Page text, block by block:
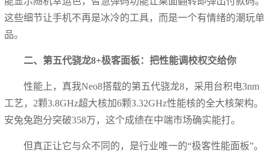
这些细节让手机不再是冰冷的工具，而是一个有情绪的潮玩单
品。
二、第五代骁龙8+极客面板：把性能调校权交给你
性能上，真我Neo8搭载的第五代骁龙8，采用台积电3nm
工艺，2颗3.8GHz超大核加6颗3.32GHz性能核的全大核架构。
安兔兔跑分突破358万，这个成绩在中端市场确实能打。
但真正让它与众不同的，是行业唯一的“极客性能面板”。